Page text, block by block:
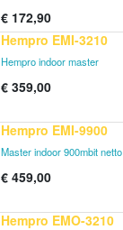
€ 172,90
Hempro EMI-3210
Hempro indoor master
€ 359,00
Hempro EMI-9900
Master indoor 900mbit netto
€ 459,00
Hempro EMO-3210